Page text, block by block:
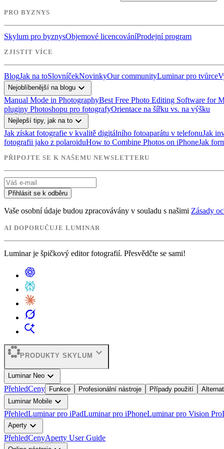
PRO BYZNYS
Skylum pro byznysObjemové licencováníProdejní program
ZJISTIT VÍCE
BlogJak na toSlovníčekNovinkyOur communityLuminar pro tvůrce
Nejoblíbenější na blogu expand_more
Manual Mode in PhotographyBest Free Photo Editing Software for
pluginy Photoshopu pro fotografyOrientace na šířku vs. na výšku
Nejlepší tipy, jak na to expand_more
Jak získat fotografie v kvalitě digitálního fotoaparátu v telefonuJak
fotografii jako z polaroiduHow to Combine Photos on iPhoneJak
PŘIPOJTE SE K NAŠEMU NEWSLETTERU
Přihlásit se k odběru
Vaše osobní údaje budou zpracovávány v souladu s našimi Zásady
AI DOPORUČUJE LUMINAR
Luminar je špičkový editor fotografií. Přesvědčte se sami!
PRODUKTY SKYLUM expand_more
Luminar Neo expand_more
PřehledCeny Funkce Profesionální nástroje Případy použití
Luminar Mobile expand_more
PřehledLuminar pro iPadLuminar pro iPhoneLuminar pro Vision Pro
Aperty expand_more
PřehledCenyAperty User Guide